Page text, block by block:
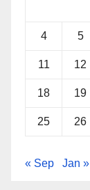
4 5
11 12
18 19
25 26
« Sep Jan »